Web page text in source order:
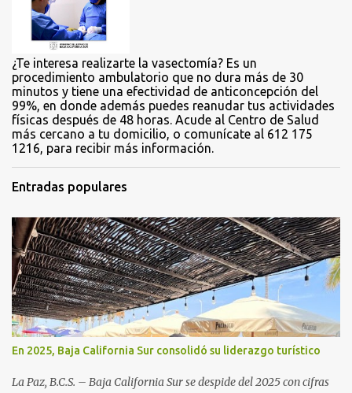
o
¿Te interesa realizarte la vasectomía? Es un
procedimiento ambulatorio que no dura más de 30
minutos y tiene una efectividad de anticoncepción del
99%, en donde además puedes reanudar tus actividades
físicas después de 48 horas. Acude al Centro de Salud
más cercano a tu domicilio, o comunícate al 612 175
1216, para recibir más información.
Entradas populares
En 2025, Baja California Sur consolidó su liderazgo turístico
La Paz, B.C.S. – Baja California Sur se despide del 2025 con cifras